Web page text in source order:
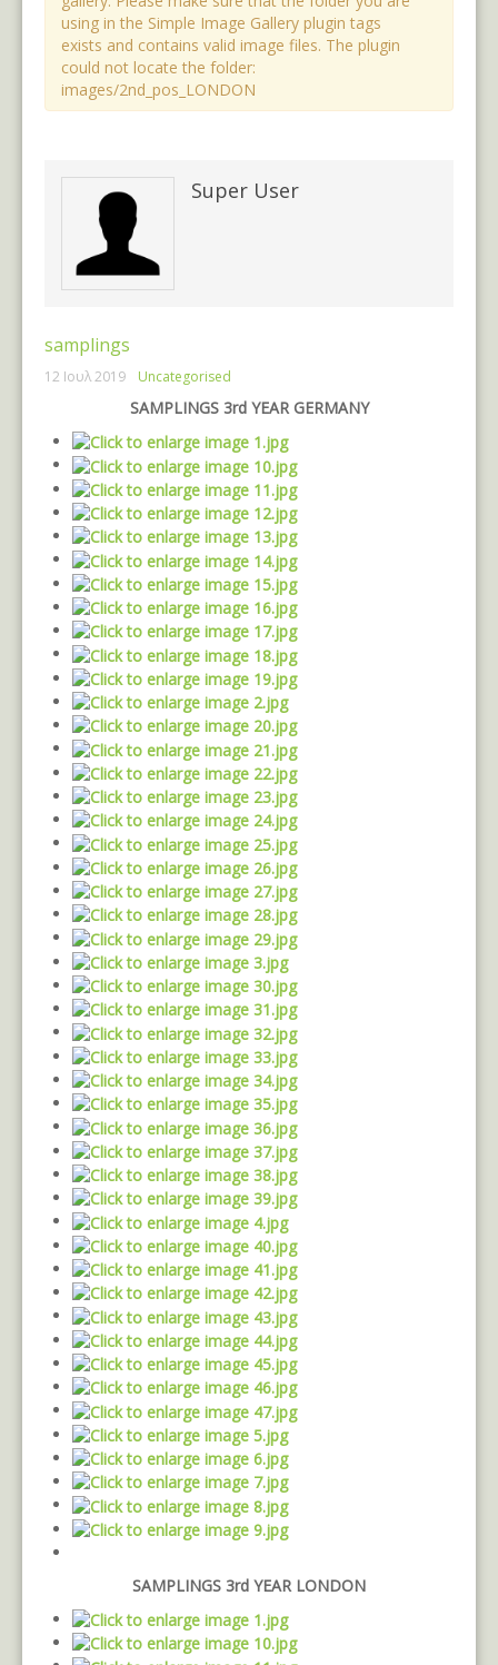
Βιολογική Φέτα
Προϊόντα Μαστίχας
Προϊόντα Κρόκου Κοζάνης
Βιολογικές Ελιές
ΚΟΥΡΕΛΛΑΣ Α.Ε.
MEDITERRA Α.Ε.
ΠΡΟΪΟΝΤΑ ΚΡΟΚΟΥ ΚΟΖΑΝΗΣ Α.Ε.Β.Ε.
BLAUEL GREEK ORGANIC PRODUCTS
Εκθέσεις
Εκδηλώσεις
Διαφήμιση
Επικοινωνία
Συνταγές
using in the Simple Image Gallery plugin tags
exists and contains valid image files. The plugin
could not locate the folder:
images/2nd_pos_LONDON
Super User
samplings
12 Ιουλ 2019 Uncategorised
SAMPLINGS 3rd YEAR GERMANY
SAMPLINGS 3rd YEAR LONDON